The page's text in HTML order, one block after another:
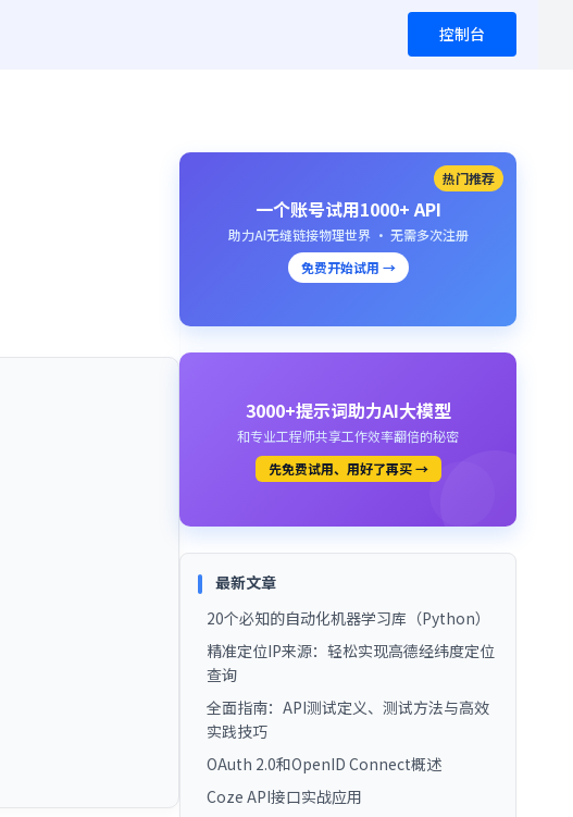
控制台
热门推荐
一个账号试用1000+ API
助力AI无缝链接物理世界 · 无需多次注册
免费开始试用 →
3000+提示词助力AI大模型
和专业工程师共享工作效率翻倍的秘密
先免费试用、用好了再买 →
最新文章
20个必知的自动化机器学习库（Python）
精准定位IP来源：轻松实现高德经纬度定位
查询
全面指南：API测试定义、测试方法与高效
实践技巧
OAuth 2.0和OpenID Connect概述
Coze API接口实战应用